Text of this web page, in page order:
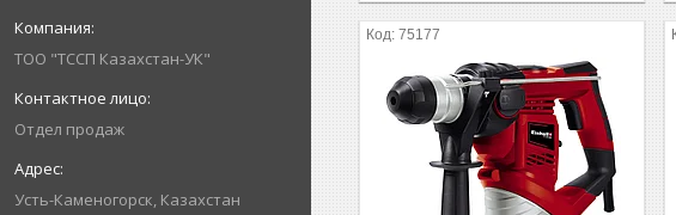
ТОО "ТССП Казахстан-УК"
Отдел продаж
Усть-Каменогорск, Казахстан
75177